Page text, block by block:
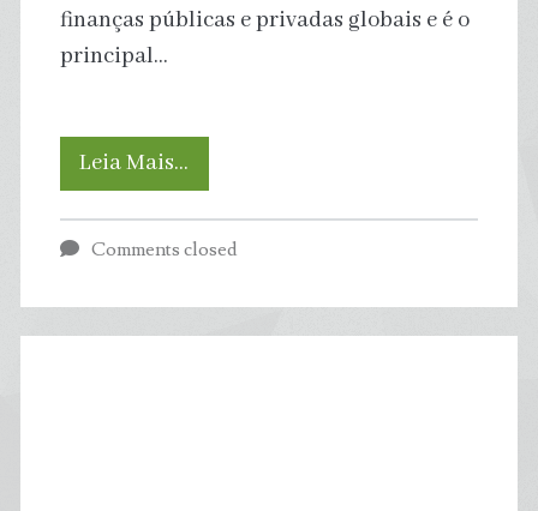
finanças públicas e privadas globais e é o
principal…
Leia Mais…
cada
Comments closed